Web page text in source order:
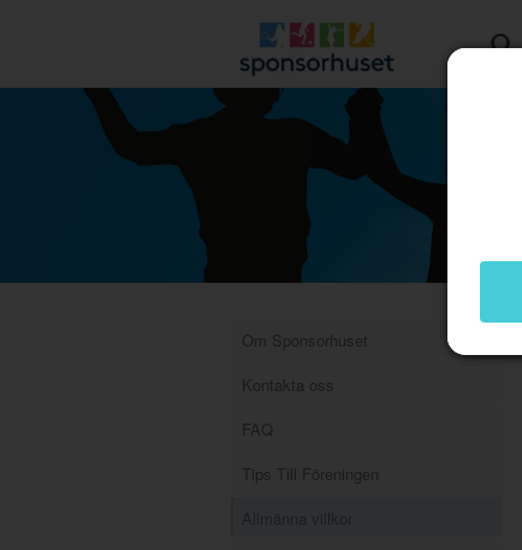
Om Sponsorhuset
Kontakta oss
FAQ
Tips Till Föreningen